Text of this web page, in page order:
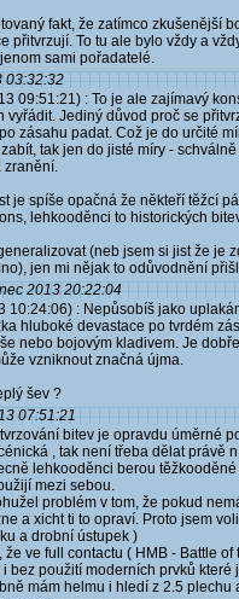
fakt, že zatímco zkušenější
přitvrzují. To tu ale bylo vždy a
sami pořadatelé.
03:32:32
09:51:21) : To je ale zajímavý
vyřádit. Jediný důvod proč se
zásahu padat. Což je do určité
tak jen do jisté míry -
zranění.
je spíše opačná že někteří těžcí
lehkooděnci to historických
(neb jsem si jist že je
jen mi nějak to odůvodnění
2013 20:22:04
10:24:06) : Nepůsobíš jako
hluboké devastace po tvrdém
nebo bojovým kladivem. Je
vzniknout značná újma.
šev ?
07:51:21
bitev je opravdu úměrné
, tak není třeba dělat právě
lehkooděnci berou
mezi sebou.
problém v tom, že pokud
a xicht ti to opraví. Proto jsem
a drobní ústupek )
že ve full contactu ( HMB - Battle
bez použití moderních prvků
mám helmu i hledí z 2.5